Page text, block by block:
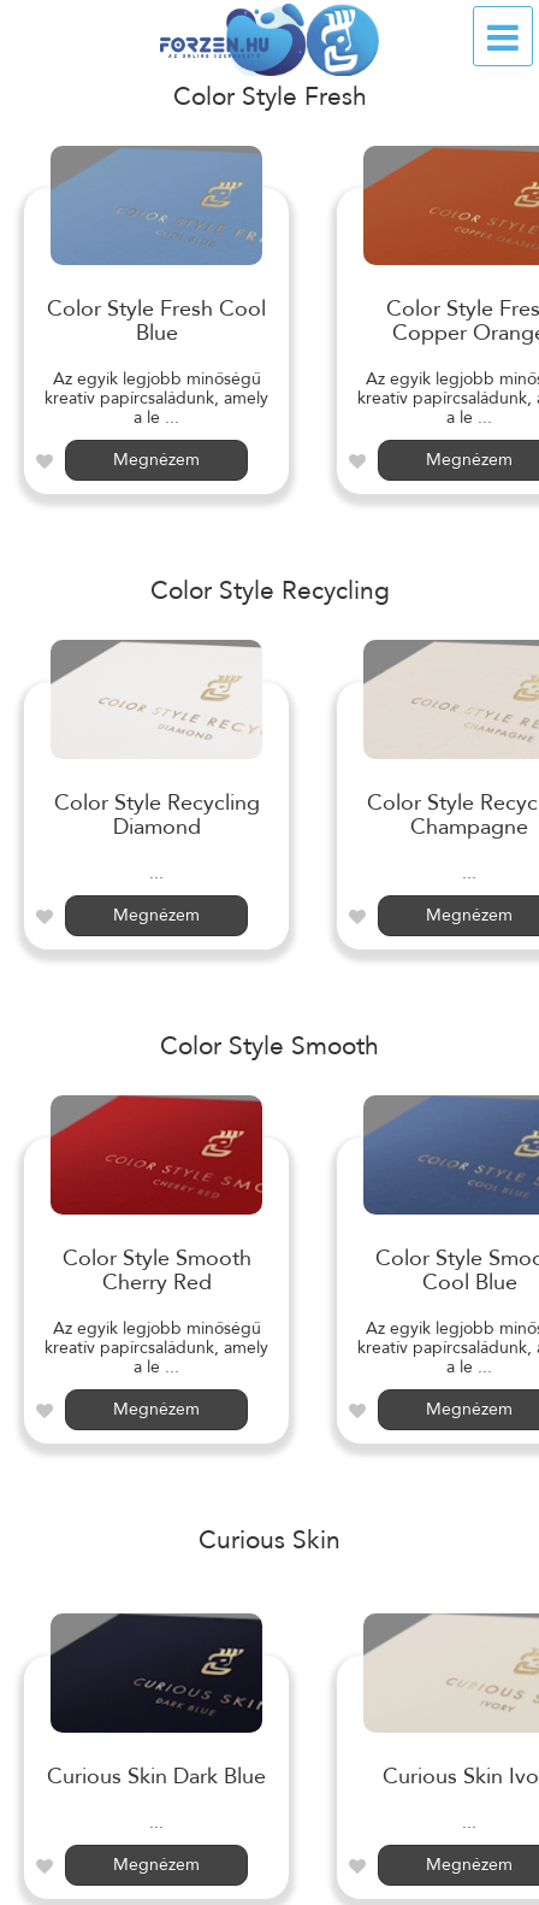
Color Style Fresh
Color Style Fresh Cool
Blue
Az egyik legjobb minőségű
kreatív papírcsaládunk, amely
a le ...
Megnézem
Color Style
Copper
Az egyik legjobb
kreatív papírcsaládunk,
a le ...
Megnézem
Color Style Recycling
Color Style Recycling
Diamond
...
Megnézem
Color Style
Champagne
...
Megnézem
Color Style Smooth
Color Style Smooth
Cherry Red
Az egyik legjobb minőségű
kreatív papírcsaládunk, amely
a le ...
Megnézem
Color Style
Cool Blue
Az egyik legjobb
kreatív papírcsaládunk,
a le ...
Megnézem
Curious Skin
Curious Skin Dark Blue
...
Megnézem
Curious Skin
...
Megnézem